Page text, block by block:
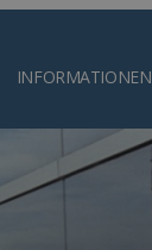
INFORMATIONEN